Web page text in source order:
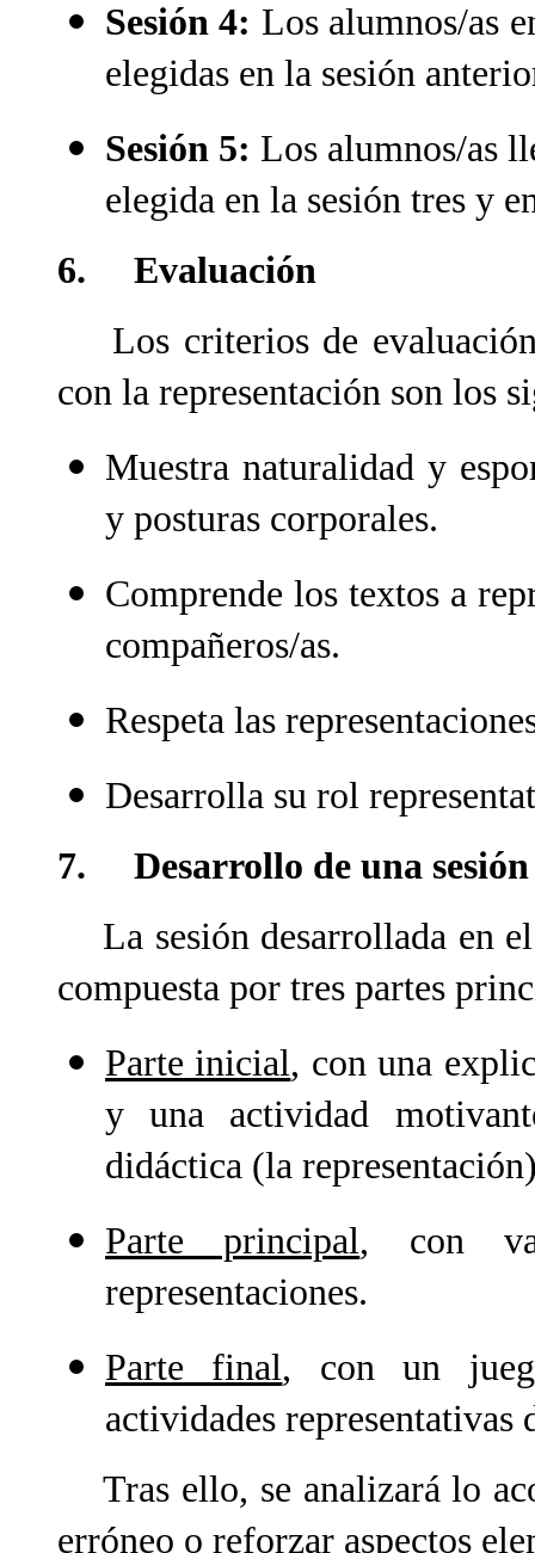
Sesión 4: Los alumnos/as
elegidas en la sesión
Sesión 5: Los alumnos/as
elegida en la sesión tres y
6. Evaluación
Los criterios de evaluación
con la representación son los
Muestra naturalidad y
y posturas corporales.
Comprende los textos a
compañeros/as.
Respeta las
Desarrolla su rol
7.
Desarrollo de una sesión
La sesión desarrollada en
compuesta por tres partes
Parte inicial, con una
y una actividad
didáctica (la
Parte principal, con
representaciones.
Parte final, con un
actividades representativas
Tras ello, se analizará lo
erróneo o reforzar aspectos